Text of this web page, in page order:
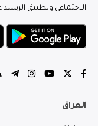
الاجتماعي وتطبيق الرشيد
العراق